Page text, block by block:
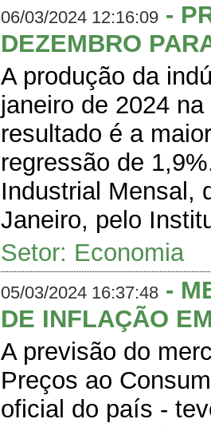
06/03/2024 12:16:09 -
DEZEMBRO
A produção da
janeiro de 2024
resultado é a
regressão de
Industrial Mensal,
Janeiro, pelo
Setor: Economia
05/03/2024 16:37:48 -
DE INFLAÇÃO
A previsão do
Preços ao
oficial do país -